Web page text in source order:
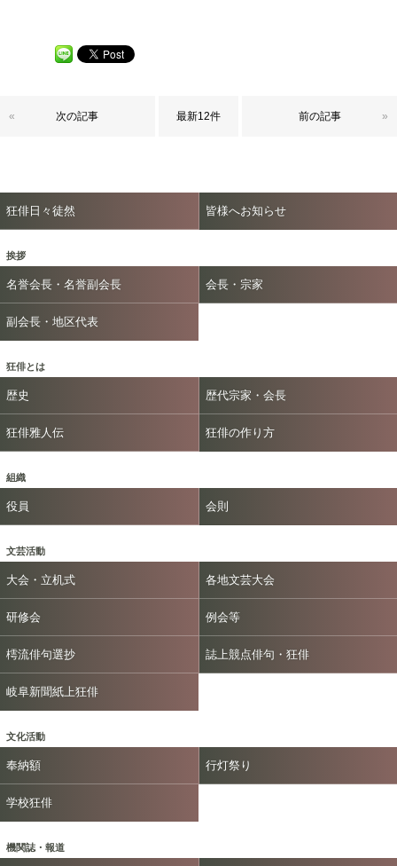
次の記事
« 最新12件 前の記事 »
狂俳日々徒然 皆様へお知らせ
挨拶
名誉会長・名誉副会長 会長・宗家
副会長・地区代表
狂俳とは
歴史 歴代宗家・会長
狂俳雅人伝 狂俳の作り方
組織
役員 会則
文芸活動
大会・立机式 各地文芸大会
研修会 例会等
樗流俳句選抄 誌上競点俳句・狂俳
岐阜新聞紙上狂俳
文化活動
奉納額 行灯祭り
学校狂俳
機関誌・報道